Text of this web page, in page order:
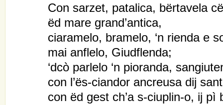
Con sarzet, patalica, bërtavela
ëd mare grand’antica,
ciaramelo, bramelo, ‘n rienda e
mai anflelo, Giudflenda;
‘dcò parlelo ‘n pioranda,
con l’ës-ciandor ancreusa dij
con ëd gest ch’a s-ciuplin-o, ij pì